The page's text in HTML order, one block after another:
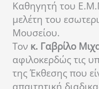
Καθηγητή του
μελέτη του
Μουσείου.
Τον κ. Γαβρίλο
αφιλοκερδώς τις
της Έκθεσης που
απαιτητική